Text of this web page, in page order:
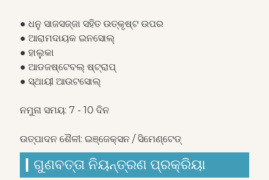
● ଧନୁ ସାଜସଜ୍ଜା ସହିତ ଉତ୍କୃଷ୍ଟ ଉପର
● ଆରାମଦାୟକ ଇନସୋଲ୍
● ହାଲୁକା
● ଆଡଜଷ୍ଟେବଲ୍ ଷ୍ଟ୍ରାପ୍
● ସ୍ଥାୟୀ ଆଉଟସୋଲ୍
ନମୁନା ସମୟ: 7 - 10 ଦିନ
ଉତ୍ପାଦନ ଶୈଳୀ: ଇଞ୍ଜେକ୍ସନ / ସିମେଣ୍ଟେଡ୍
ଗୁଣବତ୍ତା ନିୟନ୍ତ୍ରଣ ପ୍ରକ୍ରିୟା